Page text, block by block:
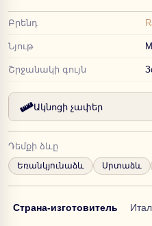
Բրենդ
Նյութ
Շրջանակի գույն
Ակնոցի չափեր
Դեմքի ձևը
Եռանկյունաձև Սրտաձև
Страна-изготовитель